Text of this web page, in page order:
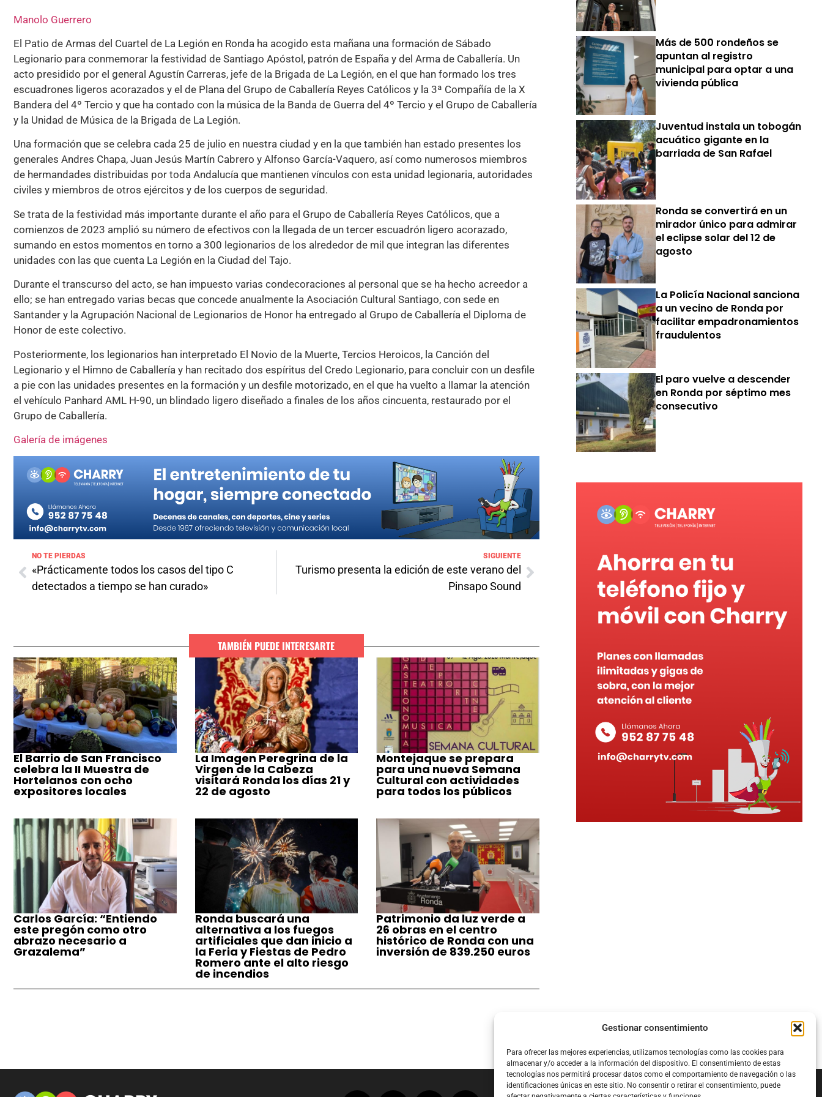
Gestionar consentimiento
Para ofrecer las mejores experiencias, utilizamos tecnologías como las cookies para
almacenar y/o acceder a la información del dispositivo. El consentimiento de estas
tecnologías nos permitirá procesar datos como el comportamiento de navegación o las
identificaciones únicas en este sitio. No consentir o retirar el consentimiento, puede
Manolo Guerrero
El Patio de Armas del Cuartel de La Legión en Ronda ha acogido esta mañana una formación de Sábado
Legionario para conmemorar la festividad de Santiago Apóstol, patrón de España y del Arma de Caballería. Un
acto presidido por el general Agustín Carreras, jefe de la Brigada de La Legión, en el que han formado los tres
escuadrones ligeros acorazados y el de Plana del Grupo de Caballería Reyes Católicos y la 3ª Compañía de la X
Bandera del 4º Tercio y que ha contado con la música de la Banda de Guerra del 4º Tercio y el Grupo de Caballería
y la Unidad de Música de la Brigada de La Legión.
Una formación que se celebra cada 25 de julio en nuestra ciudad y en la que también han estado presentes los
generales Andres Chapa, Juan Jesús Martín Cabrero y Alfonso García-Vaquero, así como numerosos miembros
de hermandades distribuidas por toda Andalucía que mantienen vínculos con esta unidad legionaria, autoridades
civiles y miembros de otros ejércitos y de los cuerpos de seguridad.
Se trata de la festividad más importante durante el año para el Grupo de Caballería Reyes Católicos, que a
comienzos de 2023 amplió su número de efectivos con la llegada de un tercer escuadrón ligero acorazado,
sumando en estos momentos en torno a 300 legionarios de los alrededor de mil que integran las diferentes
unidades con las que cuenta La Legión en la Ciudad del Tajo.
Durante el transcurso del acto, se han impuesto varias condecoraciones al personal que se ha hecho acreedor a
ello; se han entregado varias becas que concede anualmente la Asociación Cultural Santiago, con sede en
Santander y la Agrupación Nacional de Legionarios de Honor ha entregado al Grupo de Caballería el Diploma de
Honor de este colectivo.
Posteriormente, los legionarios han interpretado El Novio de la Muerte, Tercios Heroicos, la Canción del
Legionario y el Himno de Caballería y han recitado dos espíritus del Credo Legionario, para concluir con un desfile
a pie con las unidades presentes en la formación y un desfile motorizado, en el que ha vuelto a llamar la atención
el vehículo Panhard AML H-90, un blindado ligero diseñado a finales de los años cincuenta, restaurado por el
Grupo de Caballería.
Galería de imágenes
NO TE PIERDAS
«Prácticamente todos los casos del tipo C
detectados a tiempo se han curado»
SIGUIENTE
Turismo presenta la edición de este verano del
Pinsapo Sound
TAMBIÉN PUEDE INTERESARTE
El Barrio de San Francisco
celebra la II Muestra de
Hortelanos con ocho
expositores locales
La Imagen Peregrina de la
Virgen de la Cabeza
visitará Ronda los días 21 y
22 de agosto
Montejaque se prepara
para una nueva Semana
Cultural con actividades
para todos los públicos
Carlos García: “Entiendo
este pregón como otro
abrazo necesario a
Grazalema”
Ronda buscará una
alternativa a los fuegos
artificiales que dan inicio a
la Feria y Fiestas de Pedro
Romero ante el alto riesgo
de incendios
Patrimonio da luz verde a
26 obras en el centro
histórico de Ronda con una
inversión de 839.250 euros
Más de 500 rondeños se
apuntan al registro
municipal para optar a una
vivienda pública
Juventud instala un tobogán
acuático gigante en la
barriada de San Rafael
Ronda se convertirá en un
mirador único para admirar
el eclipse solar del 12 de
agosto
La Policía Nacional sanciona
a un vecino de Ronda por
facilitar empadronamientos
fraudulentos
El paro vuelve a descender
en Ronda por séptimo mes
consecutivo